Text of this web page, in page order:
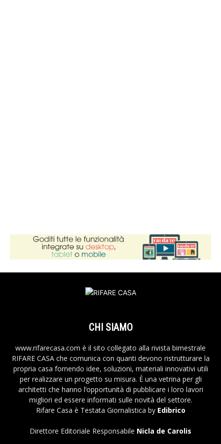
CHI SIAMO
www.rifarecasa.com è il sito collegato alla rivista bimestrale
RIFARE CASA che comunica con quanti devono ristrutturare la
propria casa fornendo idee, soluzioni, materiali innovativi utili
per realizzare un progetto su misura. È una vetrina per gli
architetti che hanno l’opportunità di pubblicare i loro lavori
migliori ed essere informati sulle novità del settore.
Rifare Casa è Testata Giornalistica by Edibrico
Direttore Editoriale Responsabile Nicla de Carolis